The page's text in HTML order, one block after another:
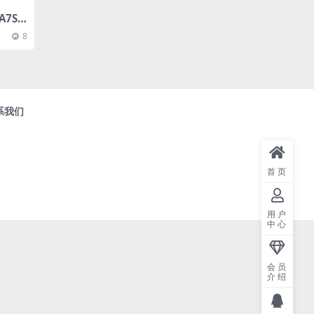
I
8
我们
首页
用户
中心
会员
介绍